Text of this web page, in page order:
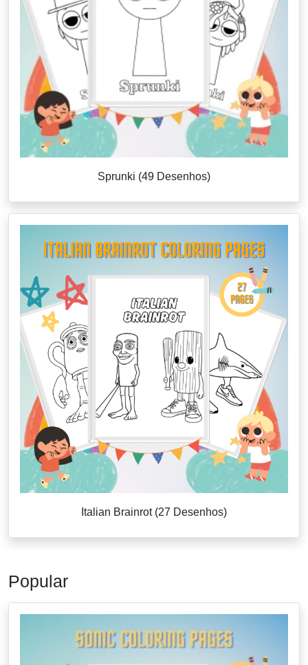
Sprunki (49 Desenhos)
Italian Brainrot (27 Desenhos)
Popular